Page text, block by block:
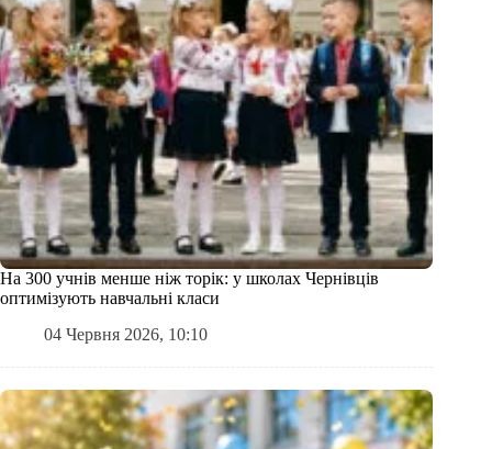
На 300 учнів менше ніж торік: у школах Чернівців
оптимізують навчальні класи
04 Червня 2026, 10:10